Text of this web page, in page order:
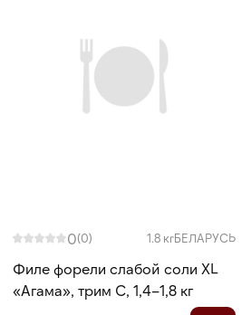
0(0) 1.8 кгБЕЛАРУСЬ
Филе форели слабой соли XL
«Агама», трим С, 1,4–1,8 кг